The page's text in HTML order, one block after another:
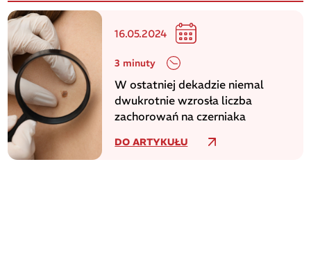
16.05.2024
3 minuty
W ostatniej dekadzie niemal
dwukrotnie wzrosła liczba
zachorowań na czerniaka
DO ARTYKUŁU